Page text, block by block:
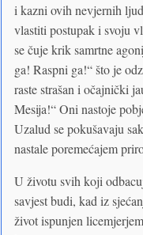
i kazni ovih nevjernih
vlastiti postupak i svoju
se čuje krik samrtne
ga! Raspni ga!“ što je
raste strašan i očajnički
Mesija!“ Oni nastoje
Uzalud se pokušavaju
nastale poremećajem
U životu svih koji
savjest budi, kad iz
život ispunjen